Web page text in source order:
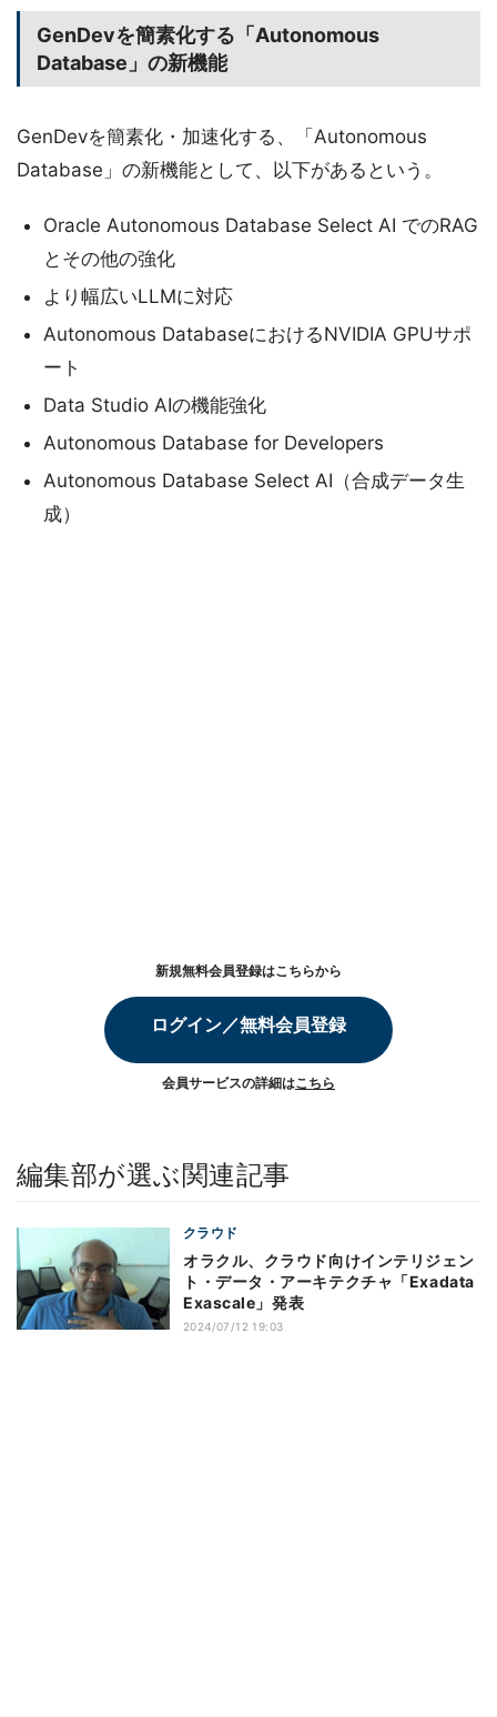
GenDevを簡素化する「Autonomous
Database」の新機能
GenDevを簡素化・加速化する、「Autonomous
Database」の新機能として、以下があるという。
Oracle Autonomous Database Select AI でのRAG
とその他の強化
より幅広いLLMに対応
Autonomous DatabaseにおけるNVIDIA GPUサポ
ート
Data Studio AIの機能強化
Autonomous Database for Developers
Autonomous Database Select AI（合成データ生
成）
新規無料会員登録はこちらから
ログイン／無料会員登録
会員サービスの詳細はこちら
編集部が選ぶ関連記事
クラウド
オラクル、クラウド向けインテリジェン
ト・データ・アーキテクチャ「Exadata
Exascale」発表
2024/07/12 19:03